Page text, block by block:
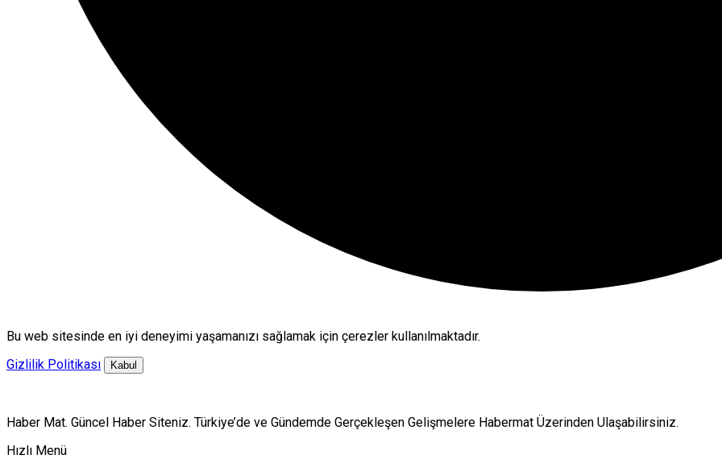
Bu web sitesinde en iyi deneyimi yaşamanızı sağlamak için çerezler kullanılmaktadır.
Gizlilik Politikası
Kabul
Haber Mat. Güncel Haber Siteniz. Türkiye’de ve Gündemde Gerçekleşen Gelişmelere Habermat Üzerinden Ulaşabilirsiniz.
Hızlı Menü